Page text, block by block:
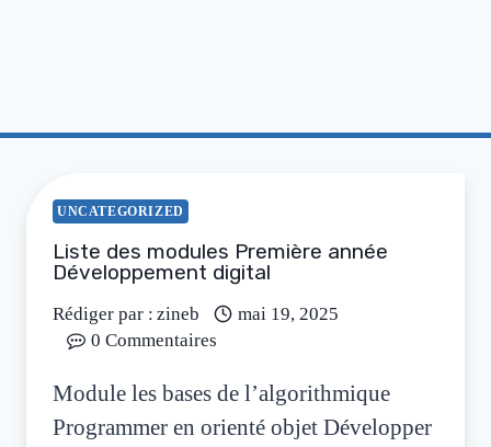
UNCATEGORIZED
Liste des modules Première année
Développement digital
Rédiger par : zineb
mai 19, 2025
0 Commentaires
Module les bases de l’algorithmique
Programmer en orienté objet Développer